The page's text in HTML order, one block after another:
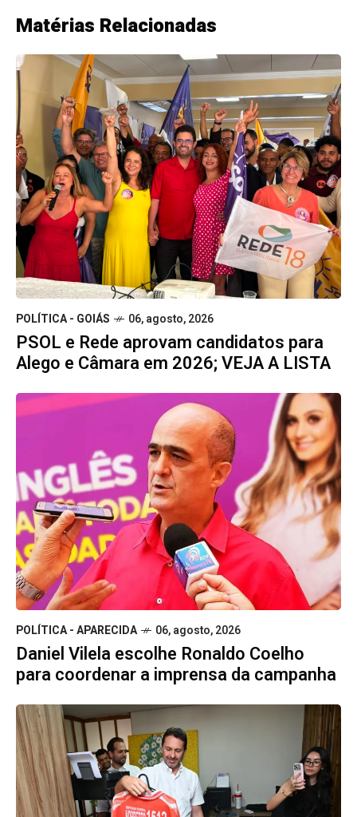
Matérias Relacionadas
POLÍTICA - GOIÁS 06, agosto, 2026
PSOL e Rede aprovam candidatos para
Alego e Câmara em 2026; VEJA A LISTA
POLÍTICA - APARECIDA 06, agosto, 2026
Daniel Vilela escolhe Ronaldo Coelho
para coordenar a imprensa da campanha